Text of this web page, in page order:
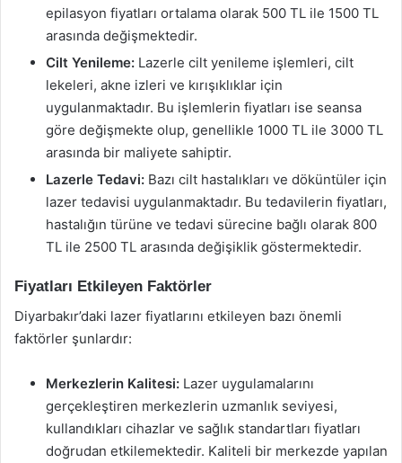
epilasyon fiyatları ortalama olarak 500 TL ile 1500 TL
arasında değişmektedir.
Cilt Yenileme: Lazerle cilt yenileme işlemleri, cilt
lekeleri, akne izleri ve kırışıklıklar için
uygulanmaktadır. Bu işlemlerin fiyatları ise seansa
göre değişmekte olup, genellikle 1000 TL ile 3000 TL
arasında bir maliyete sahiptir.
Lazerle Tedavi: Bazı cilt hastalıkları ve döküntüler için
lazer tedavisi uygulanmaktadır. Bu tedavilerin fiyatları,
hastalığın türüne ve tedavi sürecine bağlı olarak 800
TL ile 2500 TL arasında değişiklik göstermektedir.
Fiyatları Etkileyen Faktörler
Diyarbakır’daki lazer fiyatlarını etkileyen bazı önemli
faktörler şunlardır:
Merkezlerin Kalitesi: Lazer uygulamalarını
gerçekleştiren merkezlerin uzmanlık seviyesi,
kullandıkları cihazlar ve sağlık standartları fiyatları
doğrudan etkilemektedir. Kaliteli bir merkezde yapılan